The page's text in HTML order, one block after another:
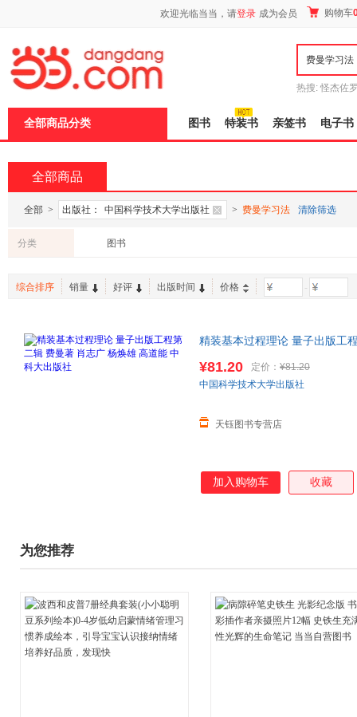
欢迎光临当当，请登录 成为会员 购物车
热搜: 怪杰佐
全部商品分类 图书 特装书 亲签书 电子书
全部商品
全部 > 出版社： 中国科学技术大学出版社 > 费曼学习法 清除筛选
分类 图书
综合排序 销量 好评 出版时间 价格 -
精装基本过程理论 量子出版工
¥81.20 定价： ¥81.20
天钰图书专营店
中国科学技术大学出版社
加入购物车 收藏
为您推荐
页
加